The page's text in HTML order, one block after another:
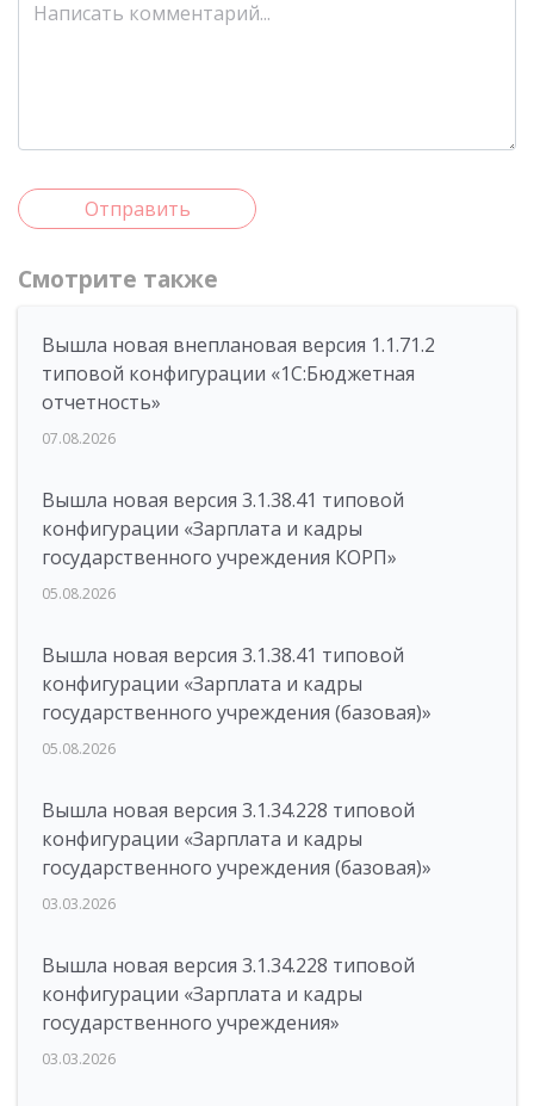
Отправить
Смотрите также
Вышла новая внеплановая версия 1.1.71.2
типовой конфигурации «1C:Бюджетная
отчетность»
07.08.2026
Вышла новая версия 3.1.38.41 типовой
конфигурации «Зарплата и кадры
государственного учреждения КОРП»
05.08.2026
Вышла новая версия 3.1.38.41 типовой
конфигурации «Зарплата и кадры
государственного учреждения (базовая)»
05.08.2026
Вышла новая версия 3.1.34.228 типовой
конфигурации «Зарплата и кадры
государственного учреждения (базовая)»
03.03.2026
Вышла новая версия 3.1.34.228 типовой
конфигурации «Зарплата и кадры
государственного учреждения»
03.03.2026